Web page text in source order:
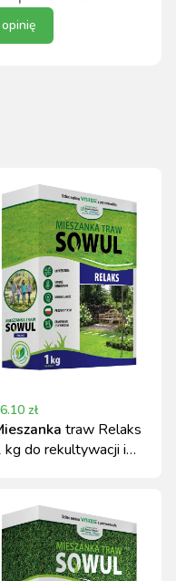
zł
traw Relaks
kg do rekultywacji i